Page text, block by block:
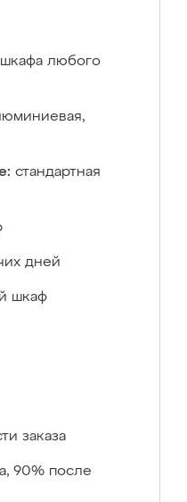
любого
стандартная
дней
шкаф
заказа
90% после